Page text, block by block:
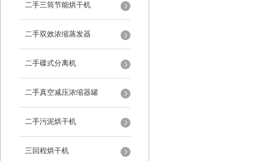
二手三筒节能烘干机
二手双效浓缩蒸发器
二手碟式分离机
二手真空减压浓缩器罐
二手污泥烘干机
三回程烘干机